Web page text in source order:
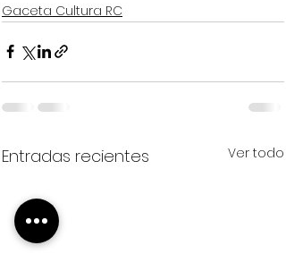
Gaceta Cultura RC
Entradas recientes Ver todo